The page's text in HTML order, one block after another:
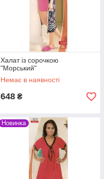
Халат із сорочкою
"Морський"
Немає в наявності
648 ₴
Новинка